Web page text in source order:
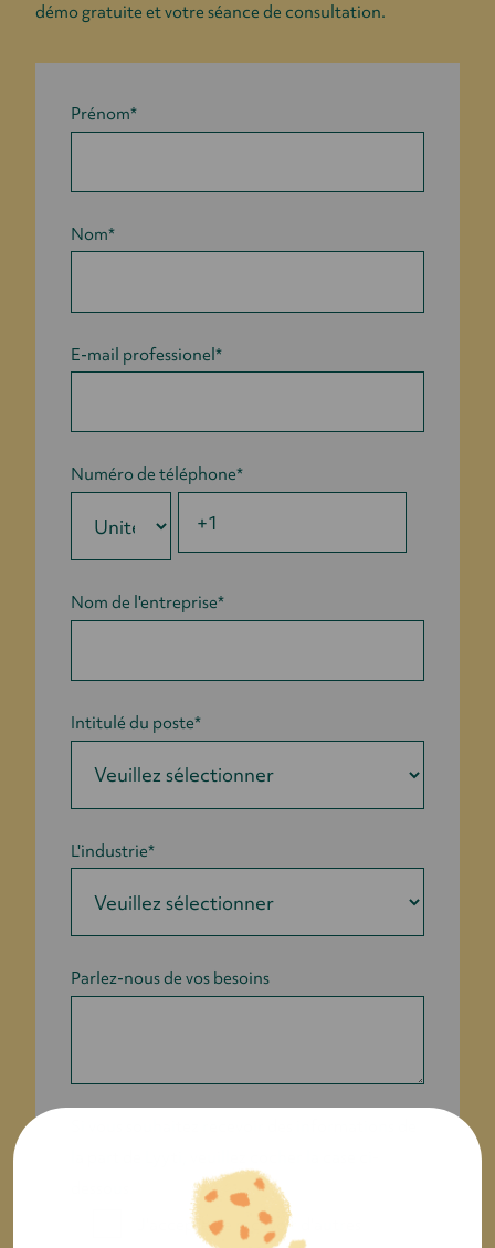
démo gratuite et votre séance de consultation.
Prénom*
Nom*
E-mail professionel*
Numéro de téléphone*
Nom de l'entreprise*
Intitulé du poste*
L'industrie*
Parlez-nous de vos besoins
J'accepte de recevoir d'autres